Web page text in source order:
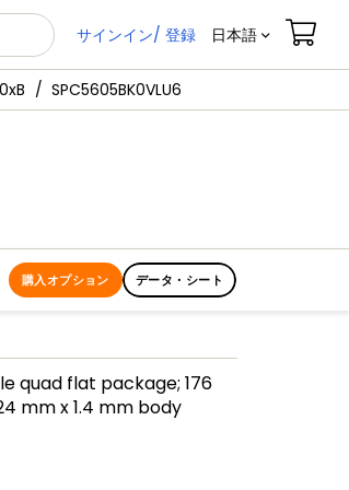
サインイン/ 登録 日本語
SPC5605BK0VLU6
購入オプション データ・シート
quad flat package; 176
mm x 1.4 mm body